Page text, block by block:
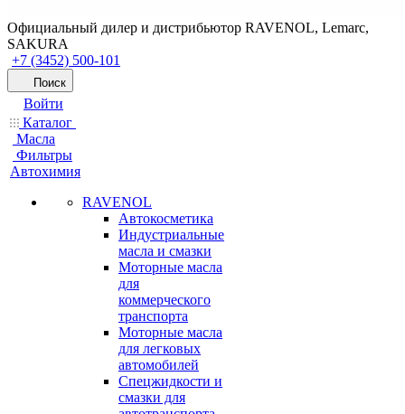
Официальный дилер и дистрибьютор RAVENOL, Lemarc,
SAKURA
+7 (3452) 500-101
Поиск
Войти
Каталог
Масла
Фильтры
Автохимия
RAVENOL
Автокосметика
Индустриальные
масла и смазки
Моторные масла
для
коммерческого
транспорта
Моторные масла
для легковых
автомобилей
Спецжидкости и
смазки для